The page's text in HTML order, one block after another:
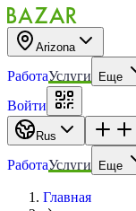
Arizona
РаботаУслуги Еще
Войти
Rus
РаботаУслуги Еще
Главная